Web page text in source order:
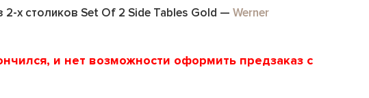
2-х столиков Set Of 2 Side Tables Gold — Werner
и нет возможности оформить предзаказ с